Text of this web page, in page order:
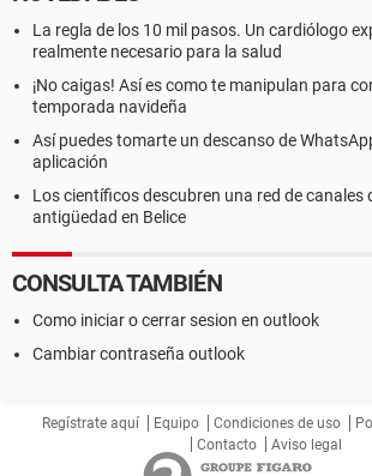
La regla de los 10 mil pasos. Un cardiólogo
realmente necesario para la salud
¡No caigas! Así es como te manipulan para
temporada navideña
Así puedes tomarte un descanso de
aplicación
Los científicos descubren una red de canales
antigüedad en Belice
CONSULTA TAMBIÉN
Como iniciar o cerrar sesion en outlook
Cambiar contraseña outlook
Regístrate aquí Equipo Condiciones de uso
Contacto
Aviso legal